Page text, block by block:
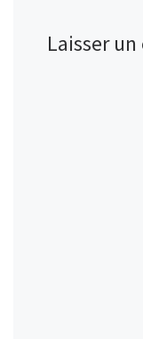
Laisser